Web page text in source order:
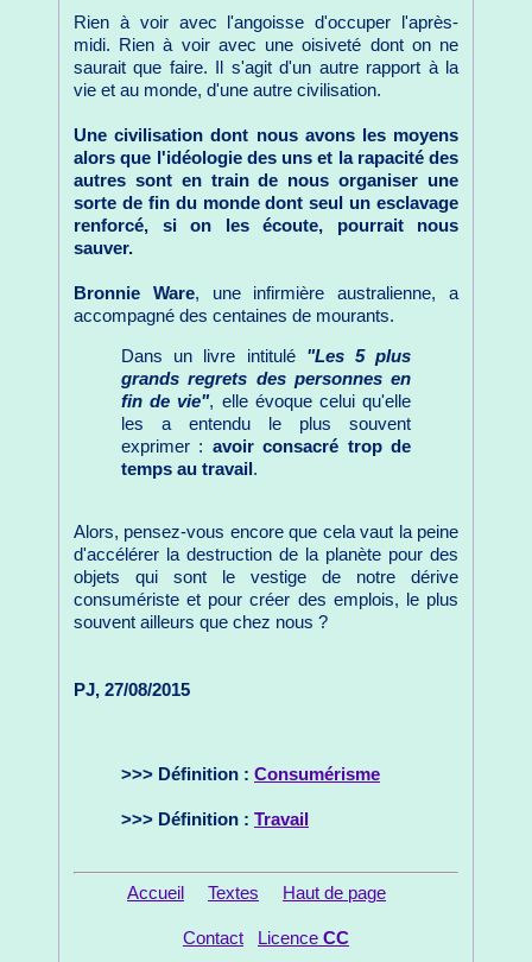
Rien à voir avec l'angoisse d'occuper l'après-
midi. Rien à voir avec une oisiveté dont on ne
saurait que faire. Il s'agit d'un autre rapport à la
vie et au monde, d'une autre civilisation.
Une civilisation dont nous avons les moyens
alors que l'idéologie des uns et la rapacité des
autres sont en train de nous organiser une
sorte de fin du monde dont seul un esclavage
renforcé, si on les écoute, pourrait nous
sauver.
Bronnie Ware, une infirmière australienne, a
accompagné des centaines de mourants.
Dans un livre intitulé "Les 5 plus
grands regrets des personnes en
fin de vie", elle évoque celui qu'elle
les a entendu le plus souvent
exprimer : avoir consacré trop de
temps au travail .
Alors, pensez-vous encore que cela vaut la peine
d'accélérer la destruction de la planète pour des
objets qui sont le vestige de notre dérive
consumériste et pour créer des emplois, le plus
souvent ailleurs que chez nous ?
PJ, 27/08/2015
>>> Définition : Consumérisme
>>> Définition : Travail
Accueil Textes Haut de page
Contact Licence CC